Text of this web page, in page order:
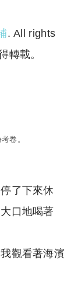
. All rights
轉載。
卷。
了下來休
口地喝著
觀看著海濱